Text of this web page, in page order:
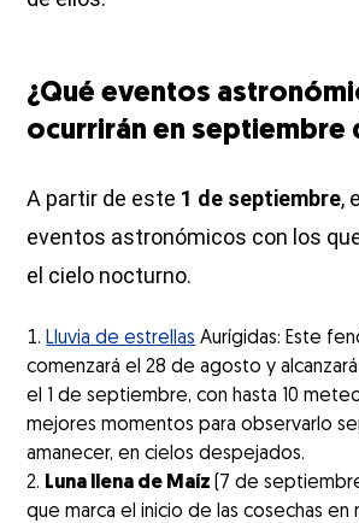
¿Qué eventos
ocurrirán en septiembre
A partir de este 1 de septiembre,
eventos astronómicos con los
el cielo nocturno.
Lluvia de estrellas Aurígidas: Este
comenzará el 28 de agosto y
el 1 de septiembre, con hasta 10
mejores momentos para observarlo
amanecer, en cielos despejados.
Luna llena de Maíz
(7 de
que marca el inicio de las cosechas en